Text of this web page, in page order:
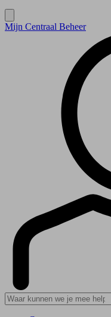
Mijn Centraal Beheer